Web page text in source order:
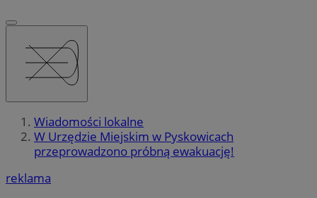
Wiadomości lokalne
W Urzędzie Miejskim w Pyskowicach
przeprowadzono próbną ewakuację!
reklama